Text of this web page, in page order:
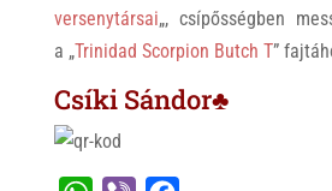
versenytársai„, csípősségben
a „Trinidad Scorpion Butch T”
Csíki Sándor♣